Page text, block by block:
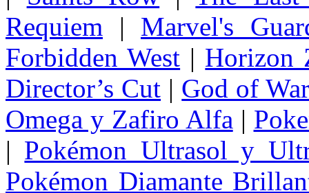
Requiem | Marvel's
Forbidden West | Horizon
Director’s Cut | God of
Omega y Zafiro Alfa |
| Pokémon Ultrasol y
Pokémon Diamante